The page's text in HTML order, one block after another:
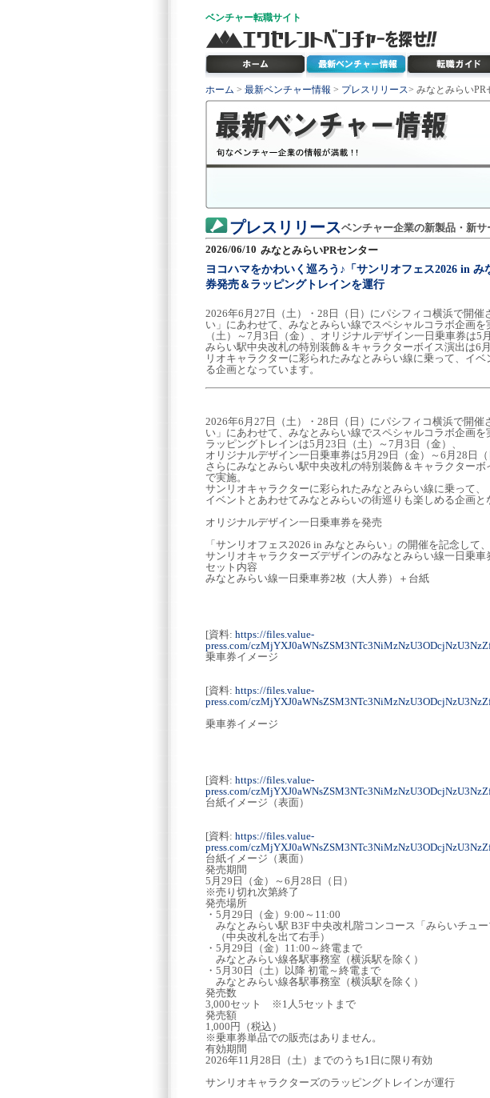
ベンチャー転職サイト
ホーム > 最新ベンチャー情報 > プレスリリース> みなとみらいPR
プレスリリースベンチャー企業の新製品・新
2026/06/10 みなとみらいPRセンター
ヨコハマをかわいく巡ろう♪「サンリオフェス2026 in
券発売＆ラッピングトレインを運行
2026年6月27日（土）・28日（日）にパシフィコ横浜で開
い」にあわせて、みなとみらい線でスペシャルコラボ企画
（土）～7月3日（金）、オリジナルデザイン一日乗車券は5
みらい駅中央改札の特別装飾＆キャラクターボイス演出は6
リオキャラクターに彩られたみなとみらい線に乗って、イ
る企画となっています。
2026年6月27日（土）・28日（日）にパシフィコ横浜で開
い」にあわせて、みなとみらい線でスペシャルコラボ企画を
ラッピングトレインは5月23日（土）～7月3日（金）、
オリジナルデザイン一日乗車券は5月29日（金）～6月28日（
さらにみなとみらい駅中央改札の特別装飾＆キャラクター
で実施。
サンリオキャラクターに彩られたみなとみらい線に乗って、
イベントとあわせてみなとみらいの街巡りも楽しめる企画と
オリジナルデザイン一日乗車券を発売
「サンリオフェス2026 in みなとみらい」の開催を記念して、
サンリオキャラクターズデザインのみなとみらい線一日乗車
セット内容
みなとみらい線一日乗車券2枚（大人券）＋台紙
[資料: https://files.value-
press.com/
乗車券イメージ
[資料: https://files.value-
press.com/
乗車券イメージ
[資料: https://files.value-
press.com/
台紙イメージ（表面）
[資料: https://files.value-
press.com/
台紙イメージ（裏面）
発売期間
5月29日（金）～6月28日（日）
※売り切れ次第終了
発売場所
・5月29日（金）9:00～11:00
みなとみらい駅 B3F 中央改札階コンコース「みらいチュー
（中央改札を出て右手）
・5月29日（金）11:00～終電まで
みなとみらい線各駅事務室（横浜駅を除く）
・5月30日（土）以降 初電～終電まで
みなとみらい線各駅事務室（横浜駅を除く）
発売数
3,000セット ※1人5セットまで
発売額
1,000円（税込）
※乗車券単品での販売はありません。
有効期間
2026年11月28日（土）までのうち1日に限り有効
サンリオキャラクターズのラッピングトレインが運行